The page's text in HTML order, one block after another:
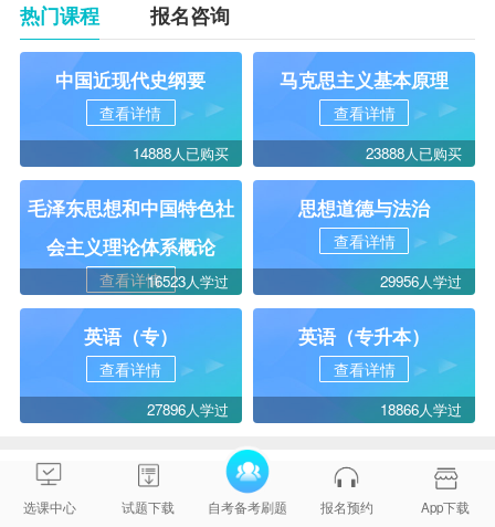
热门课程 报名咨询
中国近现代史纲要
查看详情
14888人已购买
马克思主义基本原理
查看详情
23888人已购买
毛泽东思想和中国特色社
会主义理论体系概论
查看详情16523人学过
思想道德与法治
查看详情
29956人学过
英语（专）
查看详情
27896人学过
英语（专升本）
查看详情
18866人学过
相关问答
选课中心 试题下载 自考备考刷题 报名预约 App下载